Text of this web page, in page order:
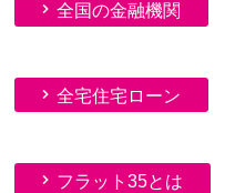
全国の金融機関
全宅住宅ローン
フラット35とは